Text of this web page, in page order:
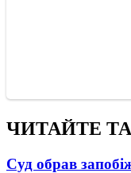
ЧИТАЙТЕ
Суд обрав